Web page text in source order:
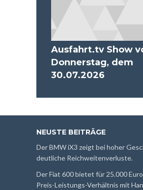
Ausfahrt.tv Show
Donnerstag, dem
30.07.2026
NEUSTE BEITRÄGE
Der BMW iX3 zeigt bei hoher
deutliche Reichweitenverluste.
Der Fiat 600 bietet für 25.000
Preis-Leistungs-Verhältnis mit